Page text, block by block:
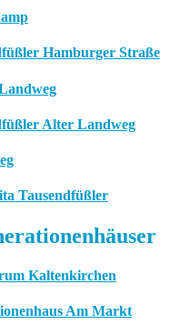
Hamburger Straße
Alter Landweg
Tausendfüßler
Kaltenkirchen
Am Markt